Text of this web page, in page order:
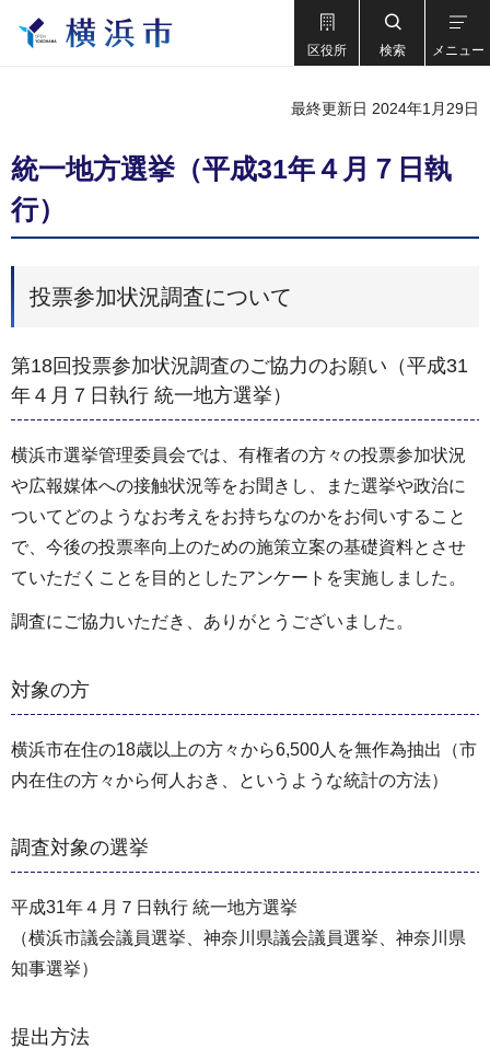
区役所 検索 メニュー
最終更新日 2024年1月29日
統一地方選挙（平成31年４月７日執
行）
投票参加状況調査について
第18回投票参加状況調査のご協力のお願い（平成31
年４月７日執行 統一地方選挙）
横浜市選挙管理委員会では、有権者の方々の投票参加状況
や広報媒体への接触状況等をお聞きし、また選挙や政治に
ついてどのようなお考えをお持ちなのかをお伺いすること
で、今後の投票率向上のための施策立案の基礎資料とさせ
ていただくことを目的としたアンケートを実施しました。
調査にご協力いただき、ありがとうございました。
対象の方
横浜市在住の18歳以上の方々から6,500人を無作為抽出（市
内在住の方々から何人おき、というような統計の方法）
調査対象の選挙
平成31年４月７日執行 統一地方選挙
（横浜市議会議員選挙、神奈川県議会議員選挙、神奈川県
知事選挙）
提出方法